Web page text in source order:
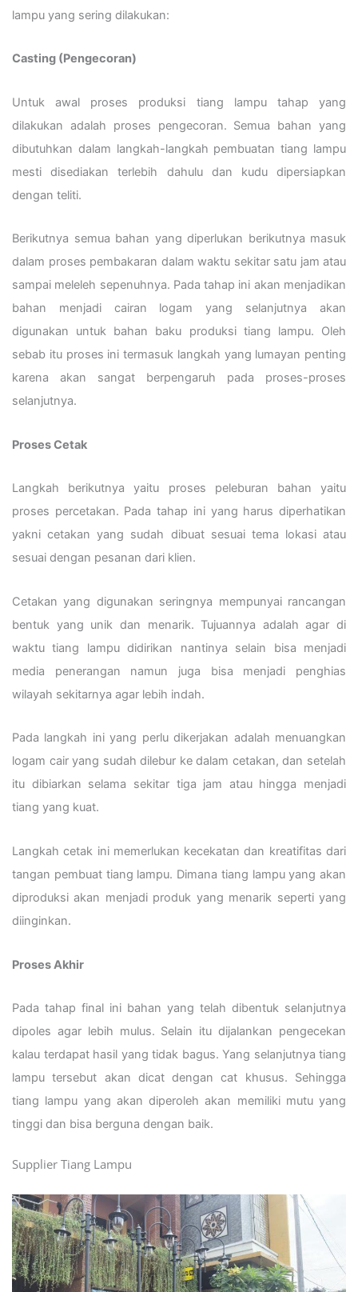
lampu yang sering dilakukan:
Casting (Pengecoran)
Untuk awal proses produksi tiang lampu tahap yang
dilakukan adalah proses pengecoran. Semua bahan yang
dibutuhkan dalam langkah-langkah pembuatan tiang lampu
mesti disediakan terlebih dahulu dan kudu dipersiapkan
dengan teliti.
Berikutnya semua bahan yang diperlukan berikutnya masuk
dalam proses pembakaran dalam waktu sekitar satu jam atau
sampai meleleh sepenuhnya. Pada tahap ini akan menjadikan
bahan menjadi cairan logam yang selanjutnya akan
digunakan untuk bahan baku produksi tiang lampu. Oleh
sebab itu proses ini termasuk langkah yang lumayan penting
karena akan sangat berpengaruh pada proses-proses
selanjutnya.
Proses Cetak
Langkah berikutnya yaitu proses peleburan bahan yaitu
proses percetakan. Pada tahap ini yang harus diperhatikan
yakni cetakan yang sudah dibuat sesuai tema lokasi atau
sesuai dengan pesanan dari klien.
Cetakan yang digunakan seringnya mempunyai rancangan
bentuk yang unik dan menarik. Tujuannya adalah agar di
waktu tiang lampu didirikan nantinya selain bisa menjadi
media penerangan namun juga bisa menjadi penghias
wilayah sekitarnya agar lebih indah.
Pada langkah ini yang perlu dikerjakan adalah menuangkan
logam cair yang sudah dilebur ke dalam cetakan, dan setelah
itu dibiarkan selama sekitar tiga jam atau hingga menjadi
tiang yang kuat.
Langkah cetak ini memerlukan kecekatan dan kreatifitas dari
tangan pembuat tiang lampu. Dimana tiang lampu yang akan
diproduksi akan menjadi produk yang menarik seperti yang
diinginkan.
Proses Akhir
Pada tahap final ini bahan yang telah dibentuk selanjutnya
dipoles agar lebih mulus. Selain itu dijalankan pengecekan
kalau terdapat hasil yang tidak bagus. Yang selanjutnya tiang
lampu tersebut akan dicat dengan cat khusus. Sehingga
tiang lampu yang akan diperoleh akan memiliki mutu yang
tinggi dan bisa berguna dengan baik.
Supplier Tiang Lampu